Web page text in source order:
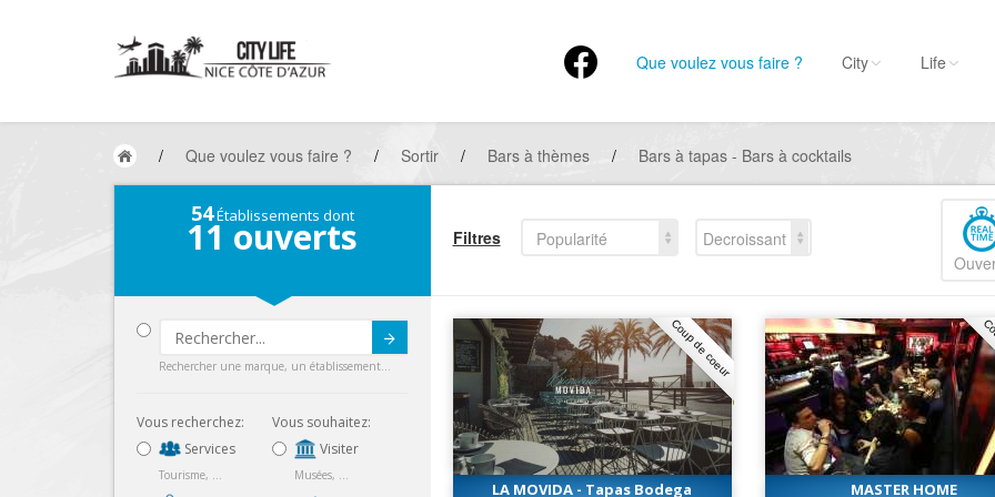
Que voulez vous faire ? City Life
/ Que voulez vous faire ? / Sortir / Bars à thèmes / Bars à tapas - Bars à cocktails
54Établissements dont
11 ouverts
Rechercher une marque, un établissement...
Vous recherchez:
Services
Tourisme, ...
Vous souhaitez:
Visiter
Musées, ...
Filtres Popularité
Decroissant
Coup de coeur
LA MOVIDA - Tapas Bodega
MASTER HOME